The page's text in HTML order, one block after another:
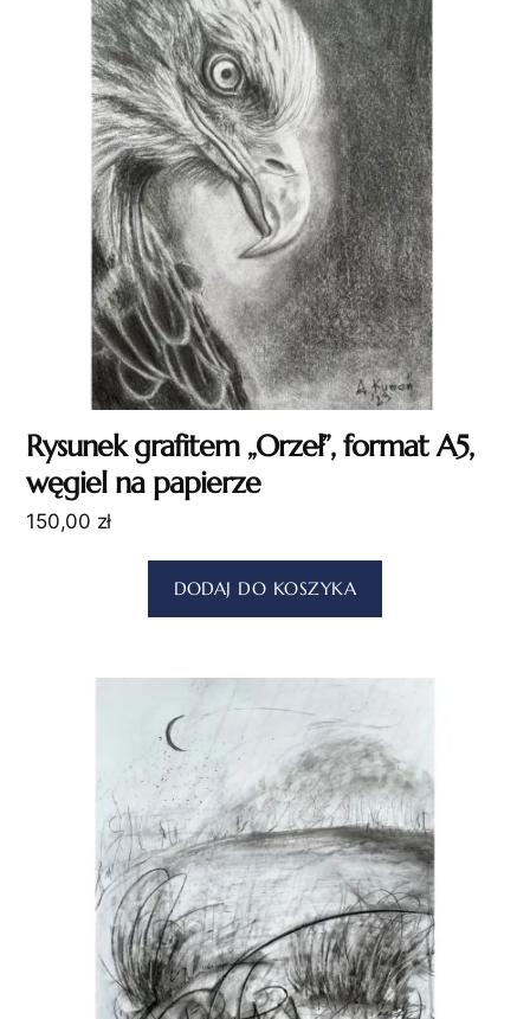
Rysunek grafitem „Orzeł”, format A5,
węgiel na papierze
150,00 zł
DODAJ DO KOSZYKA